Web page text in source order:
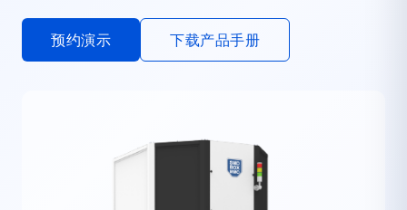
预约演示 下载产品手册